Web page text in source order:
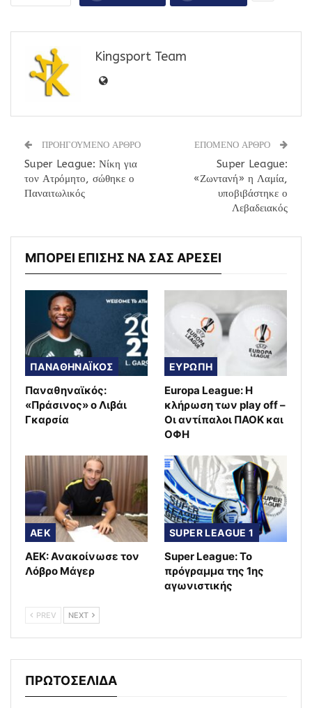
Kingsport Team
ΠΡΟΗΓΟΥΜΕΝΟ ΑΡΘΡΟ
Super League: Νίκη για
τον Ατρόμητο, σώθηκε ο
Παναιτωλικός
ΕΠΟΜΕΝΟ ΑΡΘΡΟ
Super League:
«Ζωντανή» η Λαμία,
υποβιβάστηκε ο
Λεβαδειακός
ΜΠΟΡΕΙ ΕΠΙΣΗΣ ΝΑ ΣΑΣ ΑΡΕΣΕΙ
ΠΑΝΑΘΗΝΑΪΚΟΣ
Παναθηναϊκός:
«Πράσινος» ο Λιβάι
Γκαρσία
ΕΥΡΩΠΗ
Europa League: Η
κλήρωση των play off –
Οι αντίπαλοι ΠΑΟΚ και
ΟΦΗ
AEK
ΑΕΚ: Ανακοίνωσε τον
Λόβρο Μάγερ
SUPER LEAGUE 1
Super League: Το
πρόγραμμα της 1ης
αγωνιστικής
PREV NEXT
ΠΡΩΤΟΣΕΛΙΔΑ